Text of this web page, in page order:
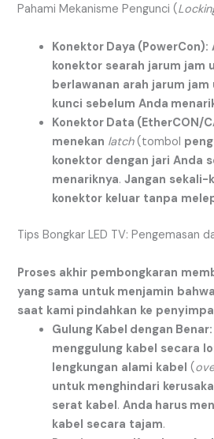
Pahami Mekanisme Pengunci (
Konektor Daya (PowerCon):
konektor searah jarum jam
berlawanan arah jarum jam
kunci sebelum Anda
Konektor Data (EtherCON/
menekan latch(tombol
konektor dengan jari Anda
menariknya.Jangan sekali-
konektor keluar tanpa
Tips Bongkar LED TV: Pengemasan
Proses akhir pembongkaran
yang sama untuk menjamin bahwa
saat kami pindahkan ke
Gulung Kabel dengan Benar:
menggulung kabel secara
lengkungan alami kabel (
untuk menghindari
serat kabel.Anda harus
kabel secara tajam.